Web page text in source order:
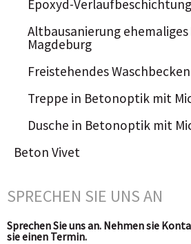
Epoxyd-Verlaufbeschichtung
Altbausanierung
Magdeburg
Freistehendes
Treppe in Betonoptik mit
Dusche in Betonoptik mit
Beton Vivet
SPRECHEN SIE UNS AN
Sprechen Sie uns an. Nehmen sie
sie einen Termin.